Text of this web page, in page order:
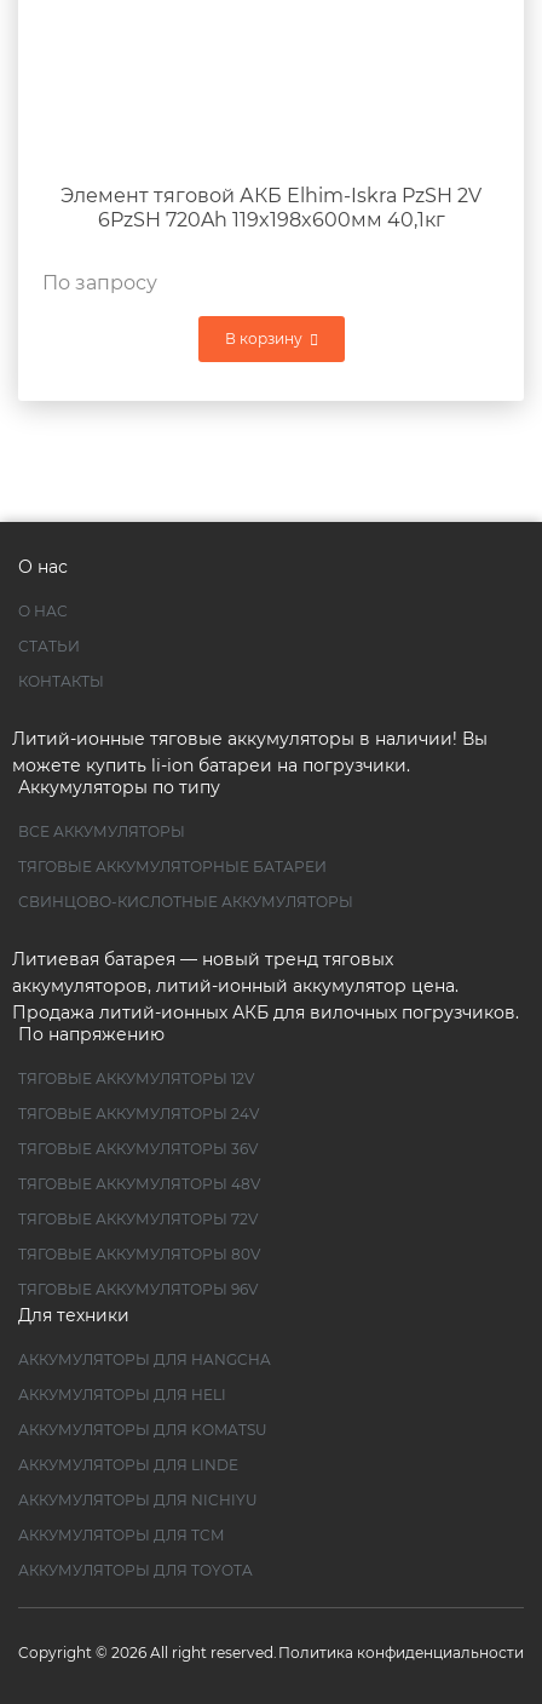
Элемент тяговой АКБ Elhim-Iskra PzSH 2V
6PzSH 720Ah 119x198x600мм 40,1кг
По запросу
В корзину
О нас
О НАС
СТАТЬИ
КОНТАКТЫ
Литий-ионные тяговые аккумуляторы в наличии! Вы
можете купить li-ion батареи на погрузчики.
Аккумуляторы по типу
ВСЕ АККУМУЛЯТОРЫ
ТЯГОВЫЕ АККУМУЛЯТОРНЫЕ БАТАРЕИ
СВИНЦОВО-КИСЛОТНЫЕ АККУМУЛЯТОРЫ
Литиевая батарея — новый тренд тяговых
аккумуляторов, литий-ионный аккумулятор цена.
Продажа литий-ионных АКБ для вилочных погрузчиков.
По напряжению
ТЯГОВЫЕ АККУМУЛЯТОРЫ 12V
ТЯГОВЫЕ АККУМУЛЯТОРЫ 24V
ТЯГОВЫЕ АККУМУЛЯТОРЫ 36V
ТЯГОВЫЕ АККУМУЛЯТОРЫ 48V
ТЯГОВЫЕ АККУМУЛЯТОРЫ 72V
ТЯГОВЫЕ АККУМУЛЯТОРЫ 80V
ТЯГОВЫЕ АККУМУЛЯТОРЫ 96V
Для техники
АККУМУЛЯТОРЫ ДЛЯ HANGCHA
АККУМУЛЯТОРЫ ДЛЯ HELI
АККУМУЛЯТОРЫ ДЛЯ KOMATSU
АККУМУЛЯТОРЫ ДЛЯ LINDE
АККУМУЛЯТОРЫ ДЛЯ NICHIYU
АККУМУЛЯТОРЫ ДЛЯ TCM
АККУМУЛЯТОРЫ ДЛЯ TOYOTA
Copyright © 2026 All right reserved. Политика конфиденциальности